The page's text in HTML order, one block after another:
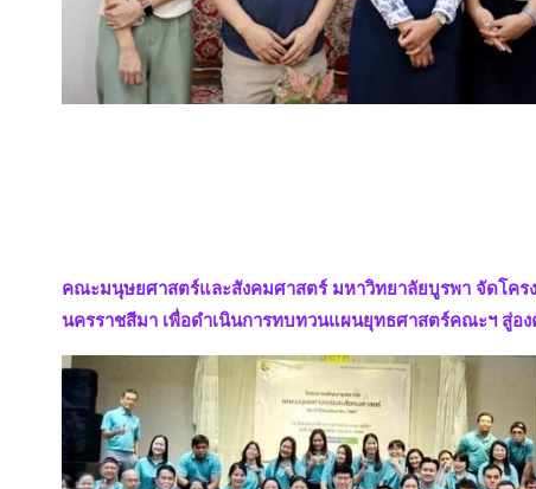
คณะมนุษยศาสตร์และสังคมศาสตร์ มหาวิทยาลัยบูรพา จัดโค
นครราชสีมา เพื่อดำเนินการทบทวนแผนยุทธศาสตร์คณะฯ สู่อ